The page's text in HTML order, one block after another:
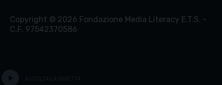
Copyright © 2026 Fondazione Media Literacy E.T.S. -
C.F. 97542370586